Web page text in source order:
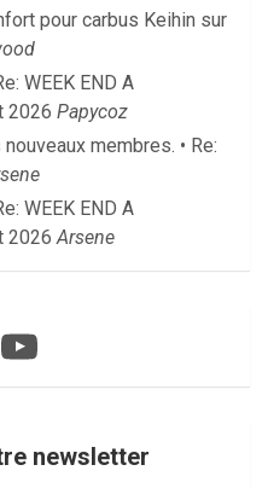
pour carbus Keihin sur
WEEK END A
2026 Papycoz
membres. • Re:
WEEK END A
2026 Arsene
YouTube
newsletter